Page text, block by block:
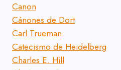
Canon
Cánones de Dort
Carl Trueman
Catecismo de Heidelberg
Charles E. Hill